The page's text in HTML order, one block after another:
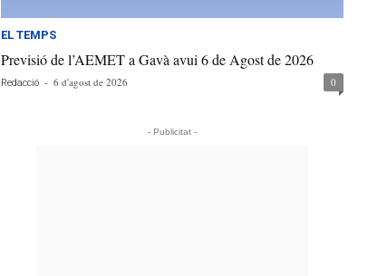
EL TEMPS
Previsió de l’AEMET a Gavà avui 6 de Agost de 2026
Redacció - 6 d'agost de 2026 0
- Publicitat -